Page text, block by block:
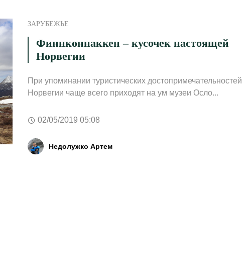
ЗАРУБЕЖЬЕ
Финнконнаккен – кусочек настоящей
Норвегии
При упоминании туристических достопримечательностей
Норвегии чаще всего приходят на ум музеи Осло...
02/05/2019 05:08
Недолужко Артем